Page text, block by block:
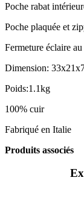
Poche rabat
Poche plaquée et
Fermeture éclaire au
Dimension:
Poids:1.1kg
100% cuir
Fabriqué en Italie
Produits associés